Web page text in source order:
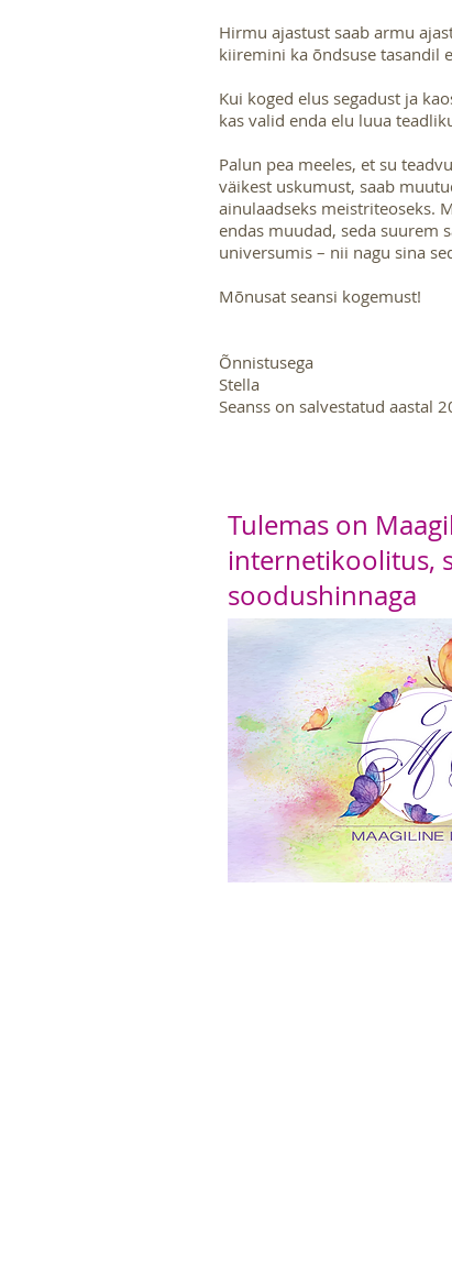
Hirmu ajastust saab armu
kiiremini ka õndsuse tasandil
Kui koged elus segadust ja
kas valid enda elu luua
Palun pea meeles, et su
väikest uskumust, saab
ainulaadseks meistriteoseks.
endas muudad, seda suurem
universumis – nii nagu sina
Mõnusat seansi kogemust!
Õnnistusega
Stella
Seanss on salvestatud aastal
Tulemas on
internetikoolitus,
soodushinnaga